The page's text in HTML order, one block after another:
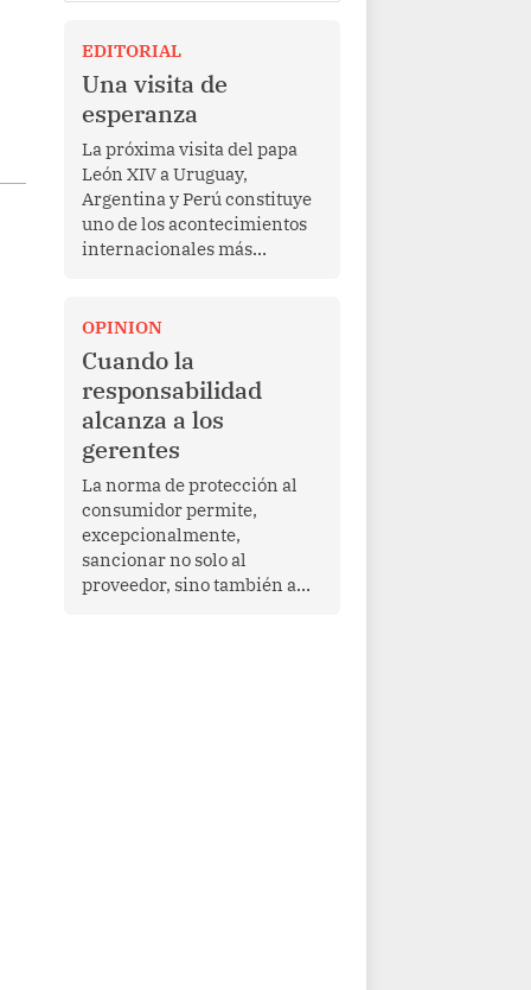
EDITORIAL
Una visita de
esperanza
La próxima visita del papa
León XIV a Uruguay,
Argentina y Perú constituye
uno de los acontecimientos
internacionales más
Más allá de su dimensión
religiosa, esta gira
representa una oportunidad
para reafirmar el valor del
diálogo, fortalecer los
vínculos entre los pueblos y
proyectar una imagen de
cooperación en una región
que enfrenta desafíos en
materia de desarrollo,
cohesión social y
gobernabilidad.
OPINION
Cuando la
responsabilidad
alcanza a los
gerentes
La norma de protección al
consumidor permite,
excepcionalmente,
sancionar no solo al
proveedor, sino también a